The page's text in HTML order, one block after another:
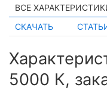
ВСЕ
СКАЧАТЬ
5000 К,